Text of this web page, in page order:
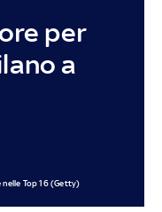
per
a
nelle Top 16 (Getty)